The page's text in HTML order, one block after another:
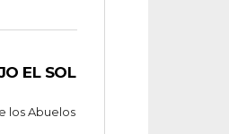
EL SOL
los Abuelos